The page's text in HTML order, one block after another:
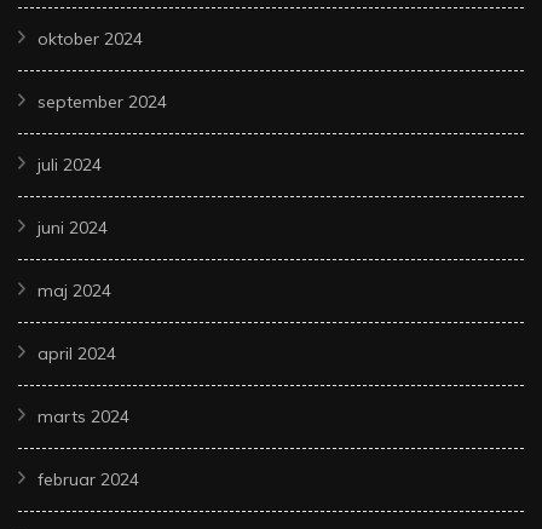
oktober 2024
september 2024
juli 2024
juni 2024
maj 2024
april 2024
marts 2024
februar 2024